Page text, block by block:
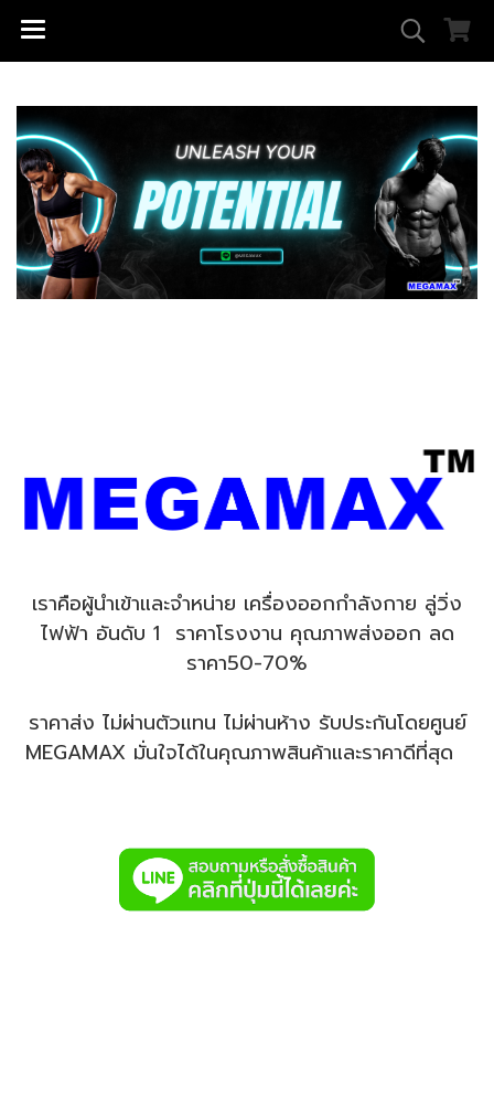
เราคือผู้นำเข้าและจำหน่าย เครื่องออกกำลังกาย ลู่วิ่ง
ไฟฟ้า อันดับ 1 ราคาโรงงาน คุณภาพส่งออก ลด
ราคา50-70%
ราคาส่ง ไม่ผ่านตัวแทน ไม่ผ่านห้าง รับประกันโดยศูนย์
MEGAMAX มั่นใจได้ในคุณภาพสินค้าและราคาดีที่สุด